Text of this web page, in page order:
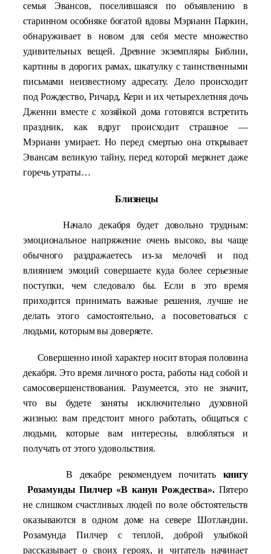
семья Эвансов, поселившаяся по объявлению в
старинном особняке богатой вдовы Мэрианн Паркин,
обнаруживает в новом для себя месте множество
удивительных вещей. Древние экземпляры Библии,
картины в дорогих рамах, шкатулку с таинственными
письмами неизвестному адресату. Дело происходит
под Рождество, Ричард, Кери и их четырехлетняя дочь
Дженни вместе с хозяйкой дома готовятся встретить
праздник, как вдруг происходит страшное —
Мэрианн умирает. Но перед смертью она открывает
Эвансам великую тайну, перед которой меркнет даже
горечь утраты…
Близнецы
Начало декабря будет довольно трудным:
эмоциональное напряжение очень высоко, вы чаще
обычного раздражаетесь из-за мелочей и под
влиянием эмоций совершаете куда более серьезные
поступки, чем следовало бы. Если в это время
приходится принимать важные решения, лучше не
делать этого самостоятельно, а посоветоваться с
людьми, которым вы доверяете.
Совершенно иной характер носит вторая половина
декабря. Это время личного роста, работы над собой и
самосовершенствования. Разумеется, это не значит,
что вы будете заняты исключительно духовной
жизнью: вам предстоит много работать, общаться с
людьми, которые вам интересны, влюбляться и
получать от этого удовольствия.
В декабре рекомендуем почитать книгу
Розамунды Пилчер «В канун Рождества».Пятеро
не слишком счастливых людей по воле обстоятельств
оказываются в одном доме на севере Шотландии.
Розамунда Пилчер с теплой, доброй улыбкой
рассказывает о своих героях, и читатель начинает